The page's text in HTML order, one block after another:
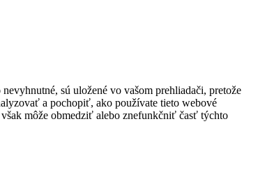
sú uložené vo vašom prehliadači, pretože
a pochopiť, ako používate tieto webové
môže obmedziť alebo znefunkčniť časť týchto